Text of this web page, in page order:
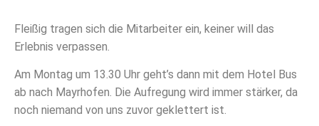
Fleißig tragen sich die Mitarbeiter ein, keiner will das
Erlebnis verpassen.
Am Montag um 13.30 Uhr geht’s dann mit dem Hotel Bus
ab nach Mayrhofen. Die Aufregung wird immer stärker, da
noch niemand von uns zuvor geklettert ist.